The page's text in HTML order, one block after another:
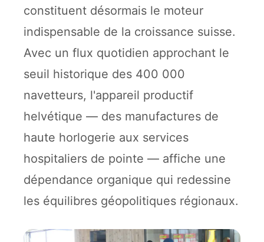
constituent désormais le moteur
indispensable de la croissance suisse.
Avec un flux quotidien approchant le
seuil historique des 400 000
navetteurs, l'appareil productif
helvétique — des manufactures de
haute horlogerie aux services
hospitaliers de pointe — affiche une
dépendance organique qui redessine
les équilibres géopolitiques régionaux.